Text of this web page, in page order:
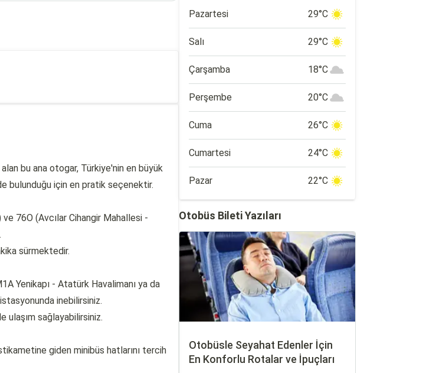
bu ana otogar, Türkiye'nin en büyük
bulunduğu için en pratik seçenektir.
76O (Avcılar Cihangir Mahallesi -
sürmektedir.
Yenikapı - Atatürk Havalimanı ya da
inebilirsiniz.
ulaşım sağlayabilirsiniz.
giden minibüs hatlarını tercih
Pazartesi 29°C
Salı 29°C
Çarşamba 18°C
Perşembe 20°C
Cuma 26°C
Cumartesi 24°C
Pazar 22°C
Otobüs Bileti Yazıları
Otobüsle Seyahat Edenler İçin
En Konforlu Rotalar ve İpuçları